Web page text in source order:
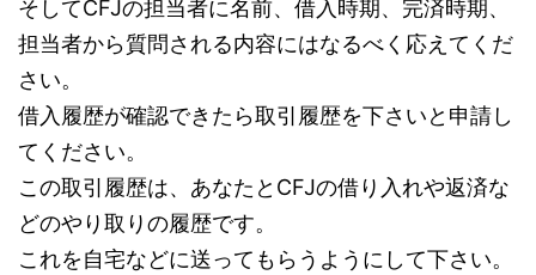
そしてCFJの担当者に名前、借入時期、完済時期、
担当者から質問される内容にはなるべく応えてくだ
さい。
借入履歴が確認できたら取引履歴を下さいと申請し
てください。
この取引履歴は、あなたとCFJの借り入れや返済な
どのやり取りの履歴です。
これを自宅などに送ってもらうようにして下さい。